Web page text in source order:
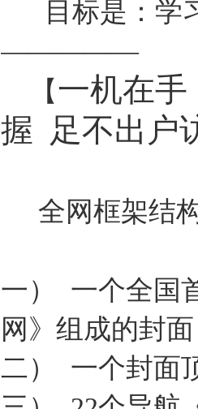
目标是：学习
—————
【一机在
握 足不出户
全网框架结
一） 一个全国
网》组成的封
二） 一个封面